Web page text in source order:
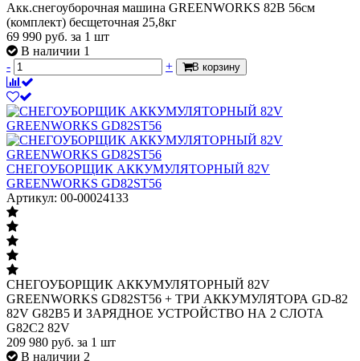
Акк.снегоуборочная машина GREENWORKS 82В 56см
(комплект) бесщеточная 25,8кг
69 990 руб. за 1 шт
В наличии 1
-
+ В корзину
СНЕГОУБОРЩИК АККУМУЛЯТОРНЫЙ 82V
GREENWORKS GD82ST56
Артикул: 00-00024133
СНЕГОУБОРЩИК АККУМУЛЯТОРНЫЙ 82V
GREENWORKS GD82ST56 + ТРИ АККУМУЛЯТОРА GD-82
82V G82B5 И ЗАРЯДНОЕ УСТРОЙСТВО НА 2 СЛОТА
G82C2 82V
209 980 руб. за 1 шт
В наличии 2